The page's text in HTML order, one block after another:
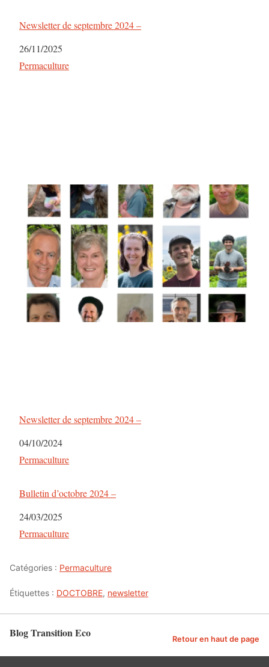
Newsletter de septembre 2024 –
Date
26/11/2025
Par rapport à
Permaculture
Newsletter de septembre 2024 –
Date
04/10/2024
Par rapport à
Permaculture
Bulletin d’octobre 2024 –
Date
24/03/2025
Par rapport à
Permaculture
Catégories : Permaculture
Étiquettes : DOCTOBRE, newsletter
Blog Transition Eco Retour en haut de page